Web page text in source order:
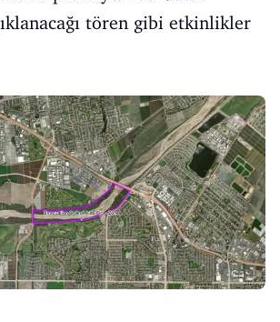
tören gibi etkinlikler